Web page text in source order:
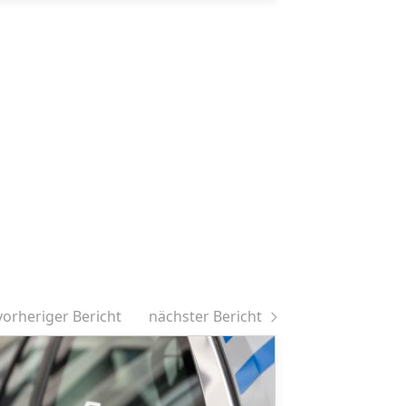
Bericht nächster Bericht